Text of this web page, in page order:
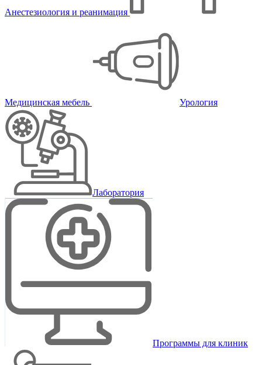
Анестезиология и реанимация
Медицинская мебель Урология
Лаборатория
Программы для клиник